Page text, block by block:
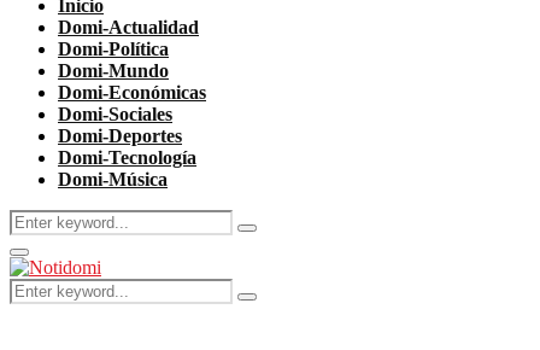
Inicio
Domi-Actualidad
Domi-Política
Domi-Mundo
Domi-Económicas
Domi-Sociales
Domi-Deportes
Domi-Tecnología
Domi-Música
Search
for:
Search
Primary
Menu
Search
for:
Search